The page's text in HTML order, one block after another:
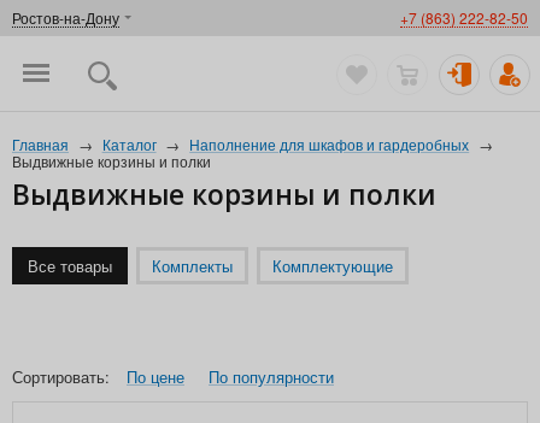
Ростов-на-Дону +7 (863) 222-82-50
Главная → Каталог → Наполнение для шкафов и гардеробных →
Выдвижные корзины и полки
Выдвижные корзины и полки
Все товары Комплекты Комплектующие
Сортировать: По цене По популярности